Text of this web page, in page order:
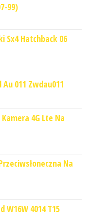
99)
Sx4 Hatchback 06
011 Zwdau011
4G Lte Na
Na
W16W 4014 T15